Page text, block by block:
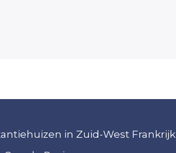
in Zuid-West Frankrijk